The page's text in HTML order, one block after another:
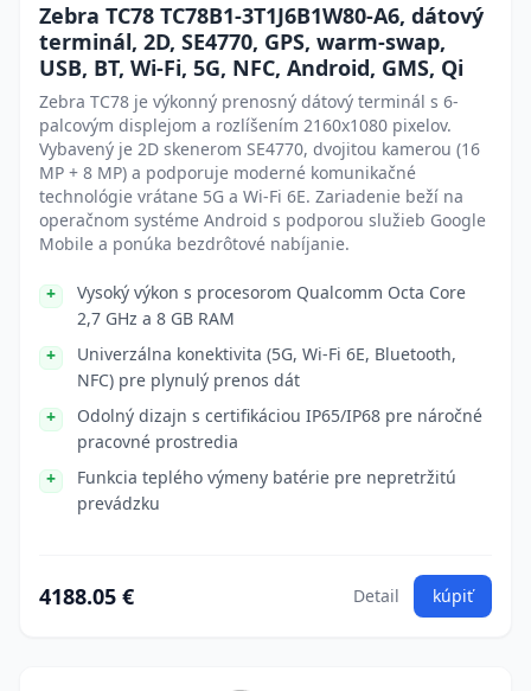
Zebra TC78 TC78B1-3T1J6B1W80-A6, dátový
terminál, 2D, SE4770, GPS, warm-swap,
USB, BT, Wi-Fi, 5G, NFC, Android, GMS, Qi
Zebra TC78 je výkonný prenosný dátový terminál s 6-
palcovým displejom a rozlíšením 2160x1080 pixelov.
Vybavený je 2D skenerom SE4770, dvojitou kamerou (16
MP + 8 MP) a podporuje moderné komunikačné
technológie vrátane 5G a Wi-Fi 6E. Zariadenie beží na
operačnom systéme Android s podporou služieb Google
Mobile a ponúka bezdrôtové nabíjanie.
Vysoký výkon s procesorom Qualcomm Octa Core
2,7 GHz a 8 GB RAM
Univerzálna konektivita (5G, Wi-Fi 6E, Bluetooth,
NFC) pre plynulý prenos dát
Odolný dizajn s certifikáciou IP65/IP68 pre náročné
pracovné prostredia
Funkcia teplého výmeny batérie pre nepretržitú
prevádzku
4188.05 € Detail kúpiť